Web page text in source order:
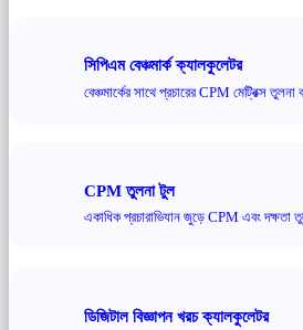
সিপিএম বেঞ্চমার্ক ক্যালকুলেটর
বেঞ্চমার্কের সাথে প্রচারের CPM মেট্রিক্স
CPM তুলনা টুল
একাধিক প্রচারাভিযান জুড়ে CPM এবং দক্ষতা
ডিজিটাল বিজ্ঞাপন খরচ ক্যালকুলেটর